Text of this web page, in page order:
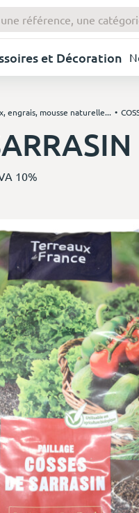
et Décoration
engrais, mousse naturelle...
10%